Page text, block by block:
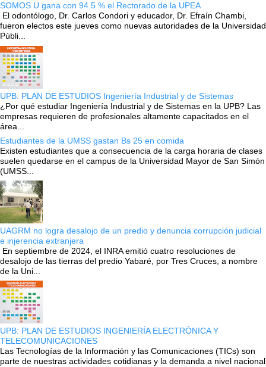
SOMOS U gana con 94.5 % el Rectorado de la UPEA
El odontólogo, Dr. Carlos Condori y educador, Dr. Efraín Chambi,
fueron electos este jueves como nuevas autoridades de la Universidad
Públi...
UPB: PLAN DE ESTUDIOS Ingeniería Industrial y de Sistemas
¿Por qué estudiar Ingeniería Industrial y de Sistemas en la UPB? Las
empresas requieren de profesionales altamente capacitados en el
área...
Estudiantes de la UMSS gastan Bs 25 en comida
Existen estudiantes que a consecuencia de la carga horaria de clases
suelen quedarse en el campus de la Universidad Mayor de San Simón
(UMSS...
UAGRM no logra desalojo de un predio y denuncia corrupción judicial
e injerencia extranjera
En septiembre de 2024, el INRA emitió cuatro resoluciones de
desalojo de las tierras del predio Yabaré, por Tres Cruces, a nombre
de la Uni...
UPB: PLAN DE ESTUDIOS INGENIERÍA ELECTRÓNICA Y
TELECOMUNICACIONES
Las Tecnologías de la Información y las Comunicaciones (TICs) son
parte de nuestras actividades cotidianas y la demanda a nivel nacional